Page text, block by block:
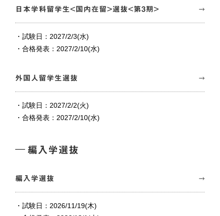
日本学科留学生<国内在留>選抜<第3期>
・試験日：2027/2/3(水)
・合格発表：2027/2/10(水)
外国人留学生選抜
・試験日：2027/2/2(火)
・合格発表：2027/2/10(水)
編入学選抜
編入学選抜
・試験日：2026/11/19(木)